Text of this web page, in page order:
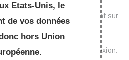
votre mot de passe en cliquant sur
que pour une première connexion.
Etats-Unis, le
de vos données
hors Union